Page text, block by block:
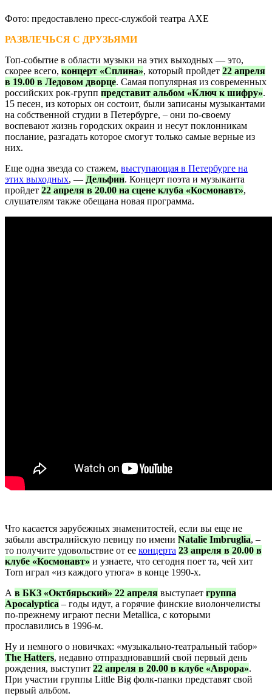
Фото: предоставлено пресс-службой театра АХЕ
РАЗВЛЕЧЬСЯ С ДРУЗЬЯМИ
Топ-событие в области музыки на этих выходных — это,
скорее всего, концерт «Сплина», который пройдет 22 апреля
в 19.00 в Ледовом дворце. Самая популярная из современных
российских рок-групп представит альбом «Ключ к шифру».
15 песен, из которых он состоит, были записаны музыкантами
на собственной студии в Петербурге, – они по-своему
воспевают жизнь городских окраин и несут поклонникам
послание, разгадать которое смогут только самые верные из
них.
Еще одна звезда со стажем, выступающая в Петербурге на
этих выходных, — Дельфин. Концерт поэта и музыканта
пройдет 22 апреля в 20.00 на сцене клуба «Космонавт»,
слушателям также обещана новая программа.
Что касается зарубежных знаменитостей, если вы еще не
забыли австралийскую певицу по имени Natalie Imbruglia, –
то получите удовольствие от ее концерта 23 апреля в 20.00 в
клубе «Космонавт» и узнаете, что сегодня поет та, чей хит
Torn играл «из каждого утюга» в конце 1990-х.
А в БКЗ «Октбярьский» 22 апреля выступает группа
Apocalyptica – годы идут, а горячие финские виолончелисты
по-прежнему играют песни Metallica, с которыми
прославились в 1996-м.
Ну и немного о новичках: «музыкально-театральный табор»
The Hatters, недавно отпраздновавший свой первый день
рождения, выступит 22 апреля в 20.00 в клубе «Аврора».
При участии группы Little Big фолк-панки представят свой
первый альбом.